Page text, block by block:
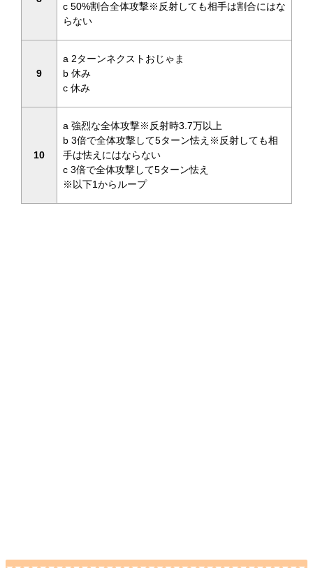
c 50%割合全体攻撃※反射しても相手は割合にはな
らない
9
a 2ターンネクストおじゃま
b 休み
c 休み
10
a 強烈な全体攻撃※反射時3.7万以上
b 3倍で全体攻撃して5ターン怯え※反射しても相
手は怯えにはならない
c 3倍で全体攻撃して5ターン怯え
※以下1からループ